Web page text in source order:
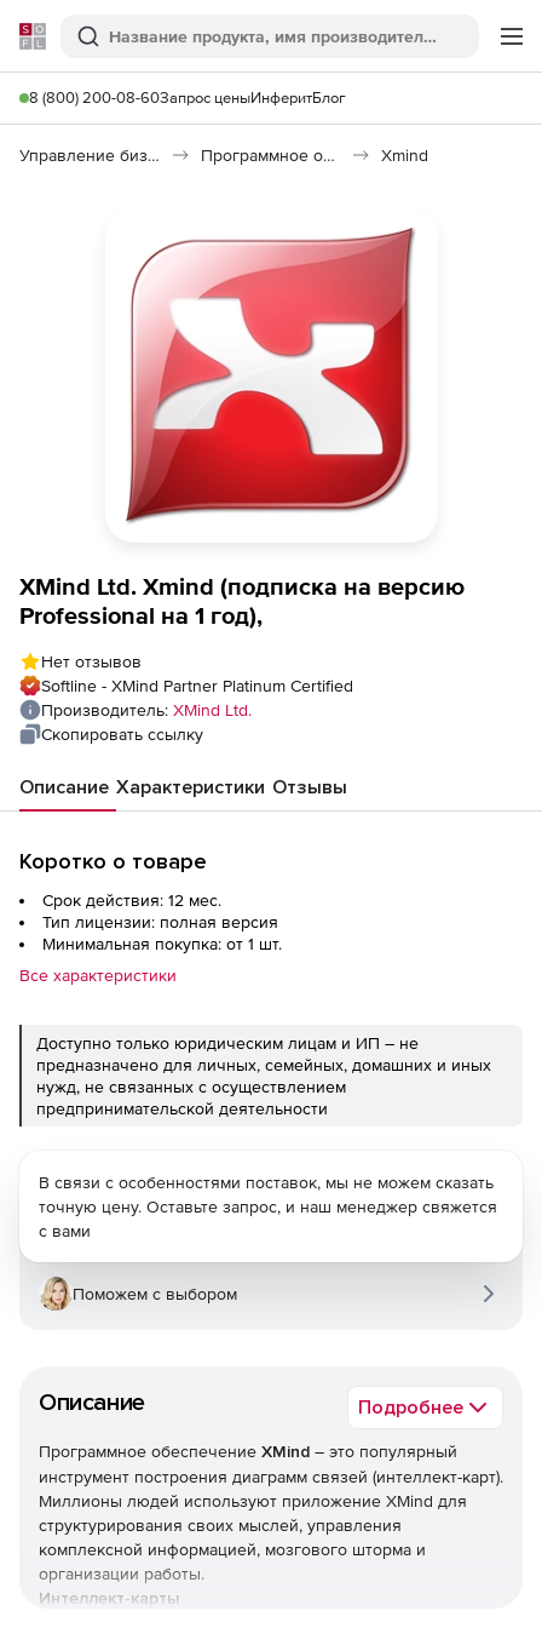
Softline
Поиск
8 (800) 200-08-60Запрос ценыИнферитБлог
Управление бизнесом, CRM/ERP Программное обеспечение для ведения дел Xmind
XMind Ltd. Xmind (подписка на версию
Professional на 1 год),
Нет отзывов
Softline - XMind Partner Platinum Certified
Производитель: XMind Ltd.
Скопировать ссылку
Описание Характеристики Отзывы
Коротко о товаре
Срок действия: 12 мес.
Тип лицензии: полная версия
Минимальная покупка: от 1 шт.
Все характеристики
Доступно только юридическим лицам и ИП – не
предназначено для личных, семейных, домашних и иных
нужд, не связанных с осуществлением
предпринимательской деятельности
Описание Подробнее
Программное обеспечение XMind – это популярный
инструмент построения диаграмм связей (интеллект-карт).
Миллионы людей используют приложение XMind для
структурирования своих мыслей, управления
комплексной информацией, мозгового шторма и
организации работы.
Интеллект-карты
В связи с особенностями поставок, мы не можем сказать
точную цену. Оставьте запрос, и наш менеджер свяжется
с вами
Поможем с выбором